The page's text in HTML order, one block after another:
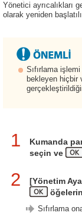
Yönetici ayrıcalıkları
olarak yeniden
Sıfırlama
bekleyen hiçbir
1
Kumanda
seçin ve
2 [Yönetim
Sıfırlama